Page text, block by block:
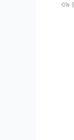
৩৯।